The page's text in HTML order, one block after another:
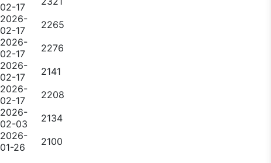
02-17
2026-
02-17
2265
2026-
02-17
2276
2026-
02-17
2141
2026-
02-17
2208
2026-
02-03
2134
2026-
01-26
2100